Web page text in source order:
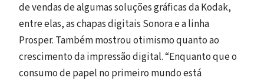
de vendas de algumas soluções gráficas da Kodak,
entre elas, as chapas digitais Sonora e a linha
Prosper. Também mostrou otimismo quanto ao
crescimento da impressão digital. “Enquanto que o
consumo de papel no primeiro mundo está